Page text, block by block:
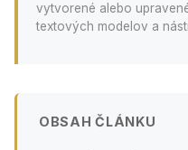
vytvorené alebo
textových modelov a
OBSAH ČLÁNKU